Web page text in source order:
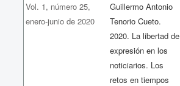
Vol. 1, número 25,
enero-junio de 2020
Guillermo Antonio
Tenorio Cueto.
2020. La libertad de
expresión en los
noticiarios. Los
retos en tiempos